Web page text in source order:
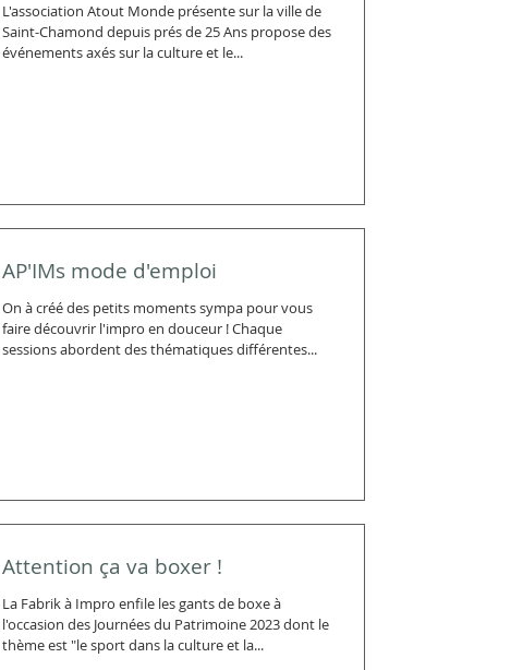
L'association Atout Monde présente sur la ville de
Saint-Chamond depuis prés de 25 Ans propose des
événements axés sur la culture et le...
AP'IMs mode d'emploi
On à créé des petits moments sympa pour vous
faire découvrir l'impro en douceur ! Chaque
sessions abordent des thématiques différentes...
Attention ça va boxer !
La Fabrik à Impro enfile les gants de boxe à
l'occasion des Journées du Patrimoine 2023 dont le
thème est "le sport dans la culture et la...